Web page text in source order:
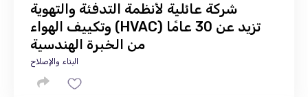
شركة عائلية لأنظمة التدفئة والتهوية
وتكييف الهواء (HVAC) تزيد عن 30 عامًا
من الخبرة الهندسية
البناء والإصلاح